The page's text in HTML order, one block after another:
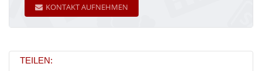
KONTAKT AUFNEHMEN
TEILEN: